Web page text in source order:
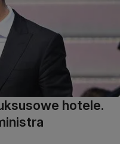
hotele.